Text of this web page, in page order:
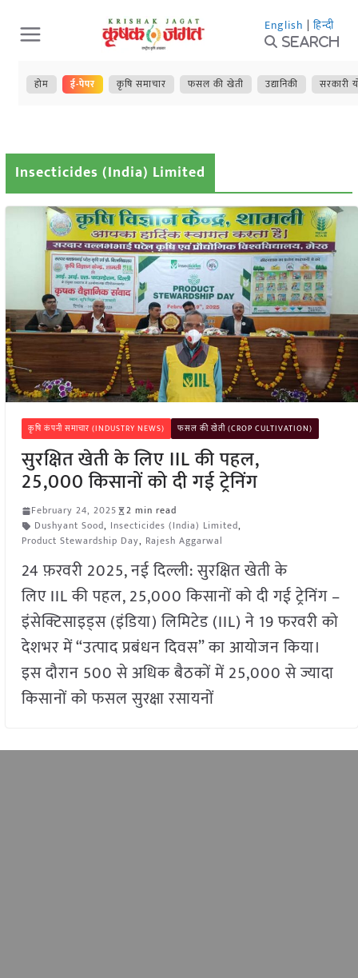
Skip
to
content
English | हिन्दी
Search
होम ई-पेपर कृषि समाचार फसल की खेती उद्यानिकी सरकारी
Insecticides (India) Limited
कृषि कंपनी समाचार (INDUSTRY NEWS) फसल की खेती (CROP CULTIVATION)
सुरक्षित खेती के लिए IIL की पहल,
25,000 किसानों को दी गई ट्रेनिंग
February 24, 2025
2 min read
Dushyant Sood, Insecticides (India) Limited,
Product Stewardship Day, Rajesh Aggarwal
24 फ़रवरी 2025, नई दिल्ली: सुरक्षित खेती के
लिए IIL की पहल, 25,000 किसानों को दी गई ट्रेनिंग –
इंसेक्टिसाइड्स (इंडिया) लिमिटेड (IIL) ने 19 फरवरी को
देशभर में “उत्पाद प्रबंधन दिवस” का आयोजन किया।
इस दौरान 500 से अधिक बैठकों में 25,000 से ज्यादा
किसानों को फसल सुरक्षा रसायनों